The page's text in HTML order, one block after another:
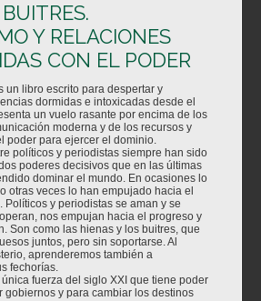
Y RELACIONES
CON EL PODER
un libro escrito para despertar y
dormidas e intoxicadas desde el
un vuelo rasante por encima de los
moderna y de los recursos y
poder para ejercer el dominio.
políticos y periodistas siempre han sido
poderes decisivos que en las últimas
dominar el mundo. En ocasiones lo
otras veces lo han empujado hacia el
Políticos y periodistas se aman y se
nos empujan hacia el progreso y
Son como las hienas y los buitres, que
juntos, pero sin soportarse. Al
aprenderemos también a
fechorías.
fuerza del siglo XXI que tiene poder
gobiernos y para cambiar los destinos